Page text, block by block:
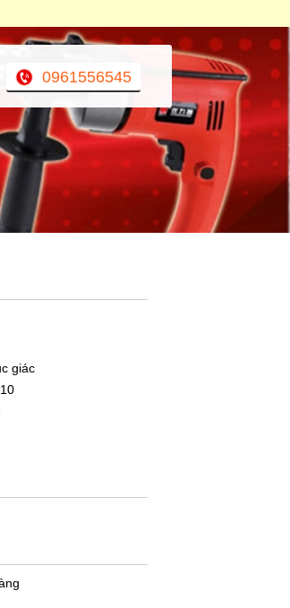
0961556545
giác